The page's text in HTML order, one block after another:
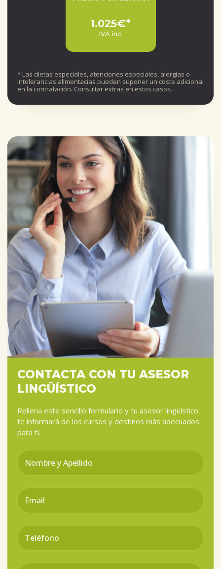
1.025€*
IVA inc.
* Las dietas especiales, atenciones especiales, alergias o
intolerancias alimentacias pueden suponer un coste adicional
en la contratación. Consultar extras en estos casos.
CONTACTA CON TU ASESOR
LINGÜÍSTICO
Rellena este sencillo formulario y tu asesor lingüístico
te informará de los cursos y destinos más adecuados
para ti.